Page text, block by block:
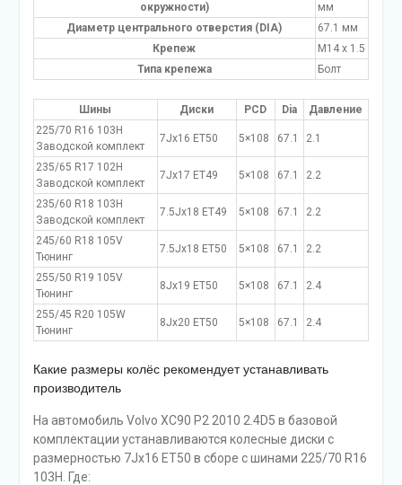
окружности)
мм
Диаметр центрального отверстия (DIA)
67.1 мм
Крепеж
M14 x 1.5
Типа крепежа
Болт
Шины Диски PCD Dia
Давление
225/70 R16 103H
Заводской комплект
7Jx16 ET50 5×108 67.1 2.1
235/65 R17 102H
Заводской комплект
7Jx17 ET49 5×108 67.1 2.2
235/60 R18 103H
Заводской комплект
7.5Jx18 ET49 5×108 67.1 2.2
245/60 R18 105V
Тюнинг
7.5Jx18 ET50 5×108 67.1 2.2
255/50 R19 105V
Тюнинг
8Jx19 ET50 5×108 67.1 2.4
255/45 R20 105W
Тюнинг
8Jx20 ET50 5×108 67.1 2.4
Какие размеры колёс рекомендует устанавливать
производитель
На автомобиль Volvo XC90 P2 2010 2.4D5 в базовой
комплектации устанавливаются колесные диски с
размерностью 7Jx16 ET50 в сборе с шинами 225/70 R16
103H. Где: